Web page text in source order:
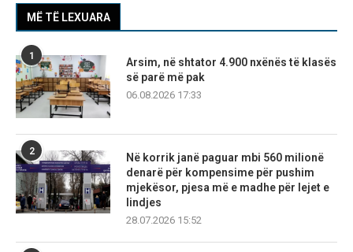
MË TË LEXUARA
1
Arsim, në shtator 4.900 nxënës të klasës
së parë më pak
06.08.2026 17:33
2
Në korrik janë paguar mbi 560 milionë
denarë për kompensime për pushim
mjekësor, pjesa më e madhe për lejet e
lindjes
28.07.2026 15:52